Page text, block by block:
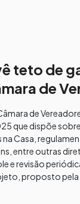
teto de
de
de
que dispõe
Casa,
entre outras
e revisão
proposto pela